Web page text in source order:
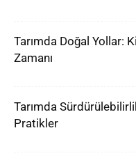
Tarımda Doğal Yollar:
Zamanı
Tarımda
Pratikler